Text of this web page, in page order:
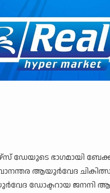
ഡേയുടെ ഭാഗമായി
ആയുർവേദ
ഡോക്ടറായ ജനനി